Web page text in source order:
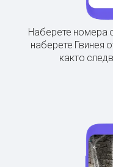
Наберете номера
наберете Гвинея
както